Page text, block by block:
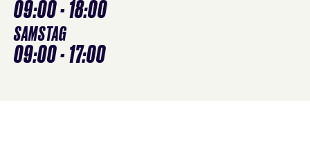
09:00 - 18:00
SAMSTAG
09:00 - 17:00